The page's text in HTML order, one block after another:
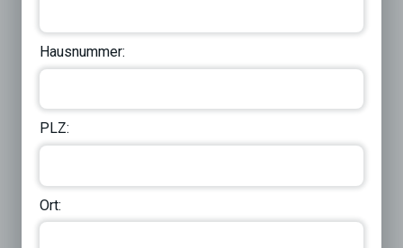
Hausnummer:
PLZ:
Ort: